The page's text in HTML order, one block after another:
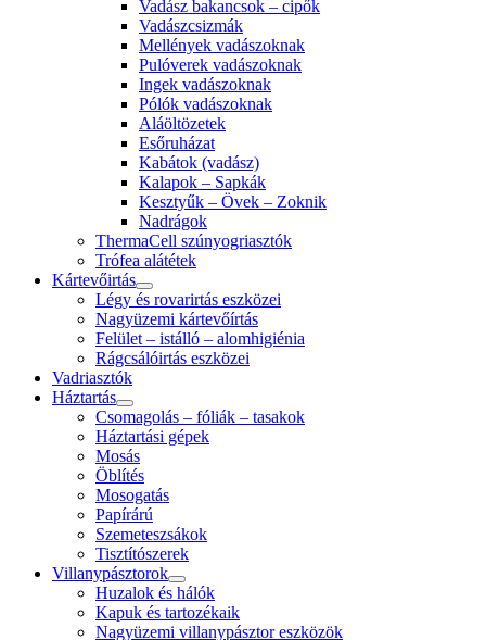
Vadász bakancsok – cipők
Vadászcsizmák
Mellények vadászoknak
Pulóverek vadászoknak
Ingek vadászoknak
Pólók vadászoknak
Aláöltözetek
Esőruházat
Kabátok (vadász)
Kalapok – Sapkák
Kesztyűk – Övek – Zoknik
Nadrágok
ThermaCell szúnyogriasztók
Trófea alátétek
Kártevőirtás
Légy és rovarirtás eszközei
Nagyüzemi kártevőírtás
Felület – istálló – alomhigiénia
Rágcsálóirtás eszközei
Vadriasztók
Háztartás
Csomagolás – fóliák – tasakok
Háztartási gépek
Mosás
Öblítés
Mosogatás
Papírárú
Szemeteszsákok
Tisztítószerek
Villanypásztorok
Huzalok és hálók
Kapuk és tartozékaik
Nagyüzemi villanypásztor eszközök